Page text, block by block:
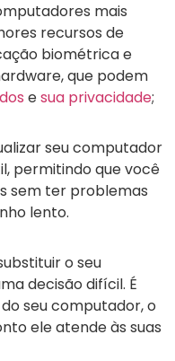
mais
recursos de
biométrica e
que podem
esua privacidade;
seu computador
permitindo que você
sem ter problemas
lento.
o seu
decisão difícil. É
seu computador, o
ele atende às suas